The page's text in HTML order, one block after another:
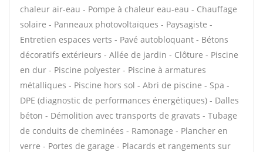
chaleur air-eau - Pompe à chaleur eau-eau - Chauffage
solaire - Panneaux photovoltaïques - Paysagiste -
Entretien espaces verts - Pavé autobloquant - Bétons
décoratifs extérieurs - Allée de jardin - Clôture - Piscine
en dur - Piscine polyester - Piscine à armatures
métalliques - Piscine hors sol - Abri de piscine - Spa -
DPE (diagnostic de performances énergétiques) - Dalles
béton - Démolition avec transports de gravats - Tubage
de conduits de cheminées - Ramonage - Plancher en
verre - Portes de garage - Placards et rangements sur